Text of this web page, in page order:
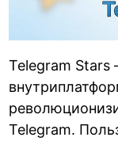
Telegram Stars
Telegram.